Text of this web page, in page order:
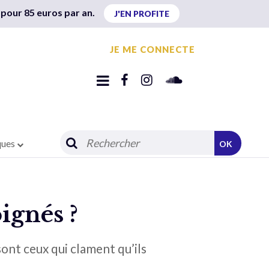
85 euros par an. J'EN PROFITE
JE ME CONNECTE
OK
?
ceux qui clament qu’ils